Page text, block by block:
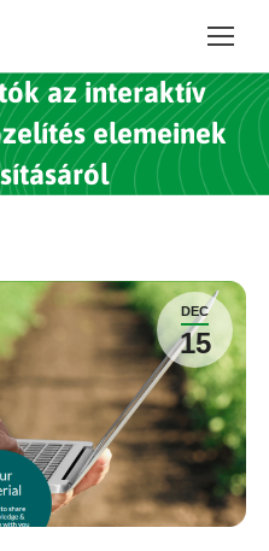
az interaktív
elemeinek
DEC
15